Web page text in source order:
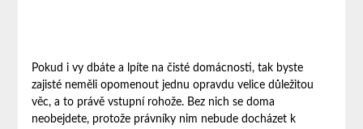
Pokud i vy dbáte a lpíte na čisté domácnosti, tak byste
zajisté neměli opomenout jednu opravdu velice důležitou
věc, a to právě vstupní rohože. Bez nich se doma
neobejdete, protože právníky nim nebude docházet k